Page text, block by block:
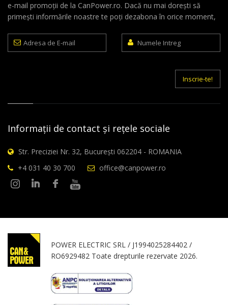
e-mail promoții de la CanPower.ro. Dacă nu mai dorești să
primești informările noastre te poți dezabona în orice moment,
Adresa
de
Numele
Intreg
Inscrie-te!
Informații de contact și rețele sociale
Str. Preciziei Nr. 32, București 062204 - ROMANIA
+4 031 40 30 700
office@canpower.ro
POWER ELECTRIC SRL / J1994025284402 /
RO6929482 Toate drepturile rezervate 2026.